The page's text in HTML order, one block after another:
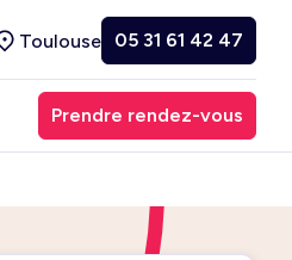
Toulouse 05 31 61 42 47
Prendre rendez-vous